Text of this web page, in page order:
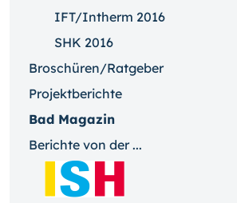
IFT/Intherm 2016
SHK 2016
Broschüren/Ratgeber
Projektberichte
Bad Magazin
Berichte von der ...